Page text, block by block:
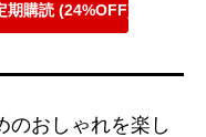
期購読 (24%OFF)
のおしゃれを楽し